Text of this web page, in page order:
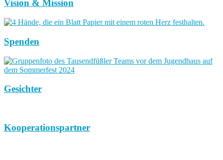
Vision & Mission
Spenden
Gesichter
Kooperationspartner